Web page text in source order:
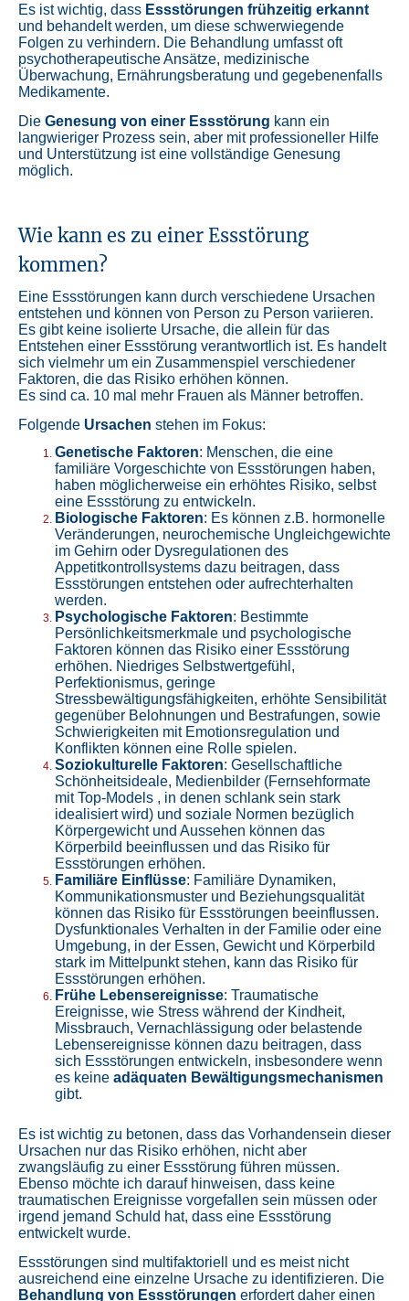
Es ist wichtig, dass Essstörungen frühzeitig erkannt
und behandelt werden, um diese schwerwiegende
Folgen zu verhindern. Die Behandlung umfasst oft
psychotherapeutische Ansätze, medizinische
Überwachung, Ernährungsberatung und gegebenenfalls
Medikamente.
Die Genesung von einer Essstörung kann ein
langwieriger Prozess sein, aber mit professioneller Hilfe
und Unterstützung ist eine vollständige Genesung
möglich.
Wie kann es zu einer Essstörung
kommen?
Eine Essstörungen kann durch verschiedene Ursachen
entstehen und können von Person zu Person variieren.
Es gibt keine isolierte Ursache, die allein für das
Entstehen einer Essstörung verantwortlich ist. Es handelt
sich vielmehr um ein Zusammenspiel verschiedener
Faktoren, die das Risiko erhöhen können.
Es sind ca. 10 mal mehr Frauen als Männer betroffen.
Folgende Ursachen stehen im Fokus:
Genetische Faktoren: Menschen, die eine
familiäre Vorgeschichte von Essstörungen haben,
haben möglicherweise ein erhöhtes Risiko, selbst
eine Essstörung zu entwickeln.
Biologische Faktoren: Es können z.B. hormonelle
Veränderungen, neurochemische Ungleichgewichte
im Gehirn oder Dysregulationen des
Appetitkontrollsystems dazu beitragen, dass
Essstörungen entstehen oder aufrechterhalten
werden.
Psychologische Faktoren: Bestimmte
Persönlichkeitsmerkmale und psychologische
Faktoren können das Risiko einer Essstörung
erhöhen. Niedriges Selbstwertgefühl,
Perfektionismus, geringe
Stressbewältigungsfähigkeiten, erhöhte Sensibilität
gegenüber Belohnungen und Bestrafungen, sowie
Schwierigkeiten mit Emotionsregulation und
Konflikten können eine Rolle spielen.
Soziokulturelle Faktoren: Gesellschaftliche
Schönheitsideale, Medienbilder (Fernsehformate
mit Top-Models , in denen schlank sein stark
idealisiert wird) und soziale Normen bezüglich
Körpergewicht und Aussehen können das
Körperbild beeinflussen und das Risiko für
Essstörungen erhöhen.
Familiäre Einflüsse: Familiäre Dynamiken,
Kommunikationsmuster und Beziehungsqualität
können das Risiko für Essstörungen beeinflussen.
Dysfunktionales Verhalten in der Familie oder eine
Umgebung, in der Essen, Gewicht und Körperbild
stark im Mittelpunkt stehen, kann das Risiko für
Essstörungen erhöhen.
Frühe Lebensereignisse: Traumatische
Ereignisse, wie Stress während der Kindheit,
Missbrauch, Vernachlässigung oder belastende
Lebensereignisse können dazu beitragen, dass
sich Essstörungen entwickeln, insbesondere wenn
es keine adäquaten Bewältigungsmechanismen
gibt.
Es ist wichtig zu betonen, dass das Vorhandensein dieser
Ursachen nur das Risiko erhöhen, nicht aber
zwangsläufig zu einer Essstörung führen müssen.
Ebenso möchte ich darauf hinweisen, dass keine
traumatischen Ereignisse vorgefallen sein müssen oder
irgend jemand Schuld hat, dass eine Essstörung
entwickelt wurde.
Essstörungen sind multifaktoriell und es meist nicht
ausreichend eine einzelne Ursache zu identifizieren. Die
Behandlung von Essstörungen erfordert daher einen